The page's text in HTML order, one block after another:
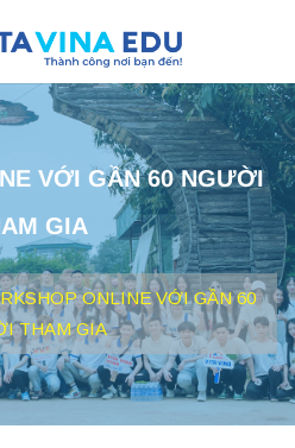
VỚI GẦN 60 NGƯỜI
GIA
ONLINE VỚI GẦN 60
THAM GIA